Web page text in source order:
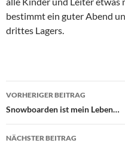
bestimmt ein guter Abend
drittes Lagers.
VORHERIGER BEITRAG
Snowboarden ist mein Leben…
NÄCHSTER BEITRAG